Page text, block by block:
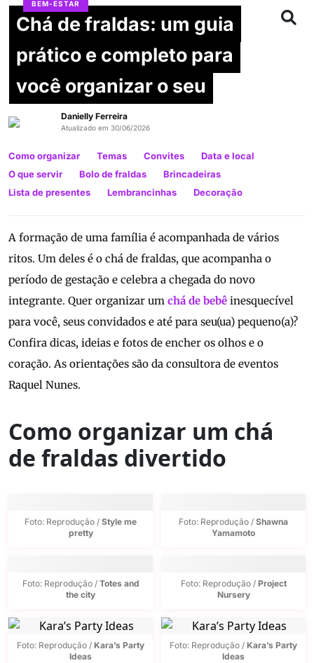
BEM-ESTAR
Chá de fraldas: um guia
prático e completo para
você organizar o seu
Danielly Ferreira
Atualizado em 30/06/2026
Como organizar Temas Convites
Data e local
O que servir
Bolo de fraldas
Brincadeiras
Lista de presentes
Lembrancinhas Decoração
A formação de uma família é acompanhada de vários
ritos. Um deles é o chá de fraldas, que acompanha o
período de gestação e celebra a chegada do novo
integrante. Quer organizar um chá de bebê inesquecível
para você, seus convidados e até para seu(ua) pequeno(a)?
Confira dicas, ideias e fotos de encher os olhos e o
coração. As orientações são da consultora de eventos
Raquel Nunes.
Como organizar um chá
de fraldas divertido
Foto: Reprodução / Style me
pretty
Foto: Reprodução / Shawna
Yamamoto
Foto: Reprodução / Totes and
the city
Foto: Reprodução / Project
Nursery
Foto: Reprodução / Kara’s Party
Ideas
Foto: Reprodução / Kara’s Party
Ideas